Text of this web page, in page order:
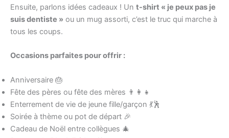
Ensuite, parlons idées cadeaux ! Un t-shirt « je peux pas je
suis dentiste » ou un mug assorti, c’est le truc qui marche à
tous les coups.
Occasions parfaites pour offrir :
Anniversaire 🎂
Fête des pères ou fête des mères 👨‍👩‍👧
Enterrement de vie de jeune fille/garçon 💃🕺
Soirée à thème ou pot de départ 🎉
Cadeau de Noël entre collègues 🎄